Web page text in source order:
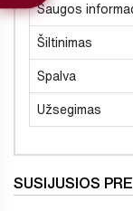
Saugos
Šiltinimas
Spalva
Užsegimas
SUSIJUSIOS